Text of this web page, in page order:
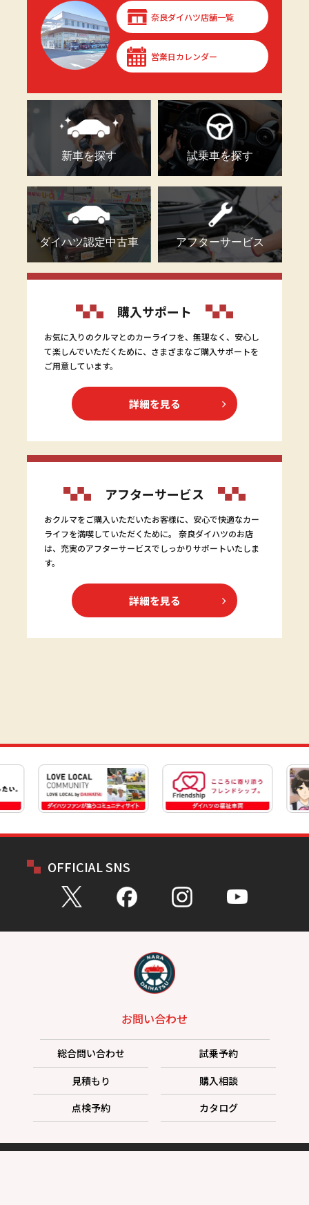
奈良ダイハツ店舗一覧
営業日カレンダー
新車を探す 試乗車を探す
ダイハツ認定中古車 アフターサービス
購入サポート
お気に入りのクルマとのカーライフを、無理なく、安心し
て楽しんでいただくために、さまざまなご購入サポートを
ご用意しています。
詳細を見る
アフターサービス
おクルマをご購入いただいたお客様に、安心で快適なカー
ライフを満喫していただくために。 奈良ダイハツのお店
は、充実のアフターサービスでしっかりサポートいたしま
す。
詳細を見る
OFFICIAL SNS
お問い合わせ
総合問い合わせ
試乗予約
見積もり
購入相談
点検予約
カタログ